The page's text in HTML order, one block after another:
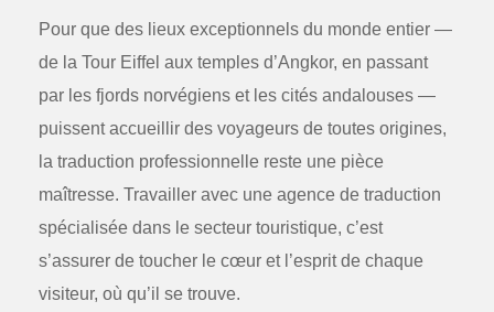
Pour que des lieux exceptionnels du monde entier —
de la Tour Eiffel aux temples d’Angkor, en passant
par les fjords norvégiens et les cités andalouses —
puissent accueillir des voyageurs de toutes origines,
la traduction professionnelle reste une pièce
maîtresse. Travailler avec une agence de traduction
spécialisée dans le secteur touristique, c’est
s’assurer de toucher le cœur et l’esprit de chaque
visiteur, où qu’il se trouve.